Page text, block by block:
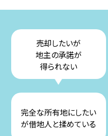
売却したいが
地主の承諾が
得られない
完全な所有地にしたい
が借地人と揉めている